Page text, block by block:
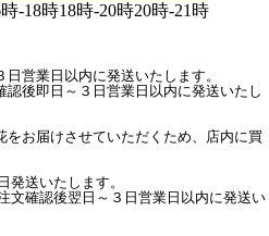
-18時18時-20時20時-21時
営業日以内に発送いたします。
後即日～３日営業日以内に発送いたし
お届けさせていただくため、店内に買
送いたします。
認後翌日～３日営業日以内に発送い